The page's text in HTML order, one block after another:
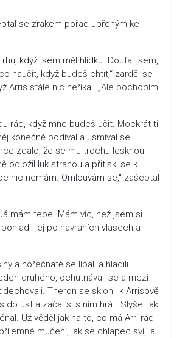
se zrakem pořád upřeným ke
když jsem měl hlídku. Doufal jsem,
naučit, když budeš chtít,“ zarděl se
Arris stále nic neříkal. „Ale pochopím
rád, když mne budeš učit. Mockrát ti
konečně podíval a usmíval se.
zdálo, že se mu trochu lesknou
odložil luk stranou a přitiskl se k
nic nemám. Omlouvám se,“ zašeptal
mám tebe. Mám víc, než jsem si
pohladil jej po havraních vlasech a
a hořečnatě se líbali a hladili.
druhého, ochutnávali se a mezi
Theron se sklonil k Arrisově
do úst a začal si s ním hrát. Slyšel jak
Už věděl jak na to, co má Arri rád
mučení, jak se chlapec svíjí a